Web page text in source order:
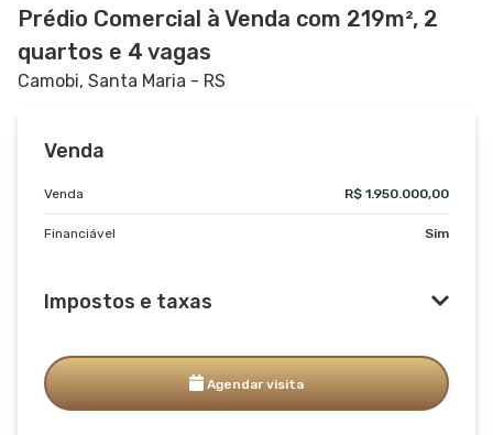
Prédio Comercial à Venda com 219m², 2
quartos e 4 vagas
Camobi, Santa Maria - RS
Venda
Venda R$ 1.950.000,00
Financiável Sim
Impostos e taxas
Agendar visita